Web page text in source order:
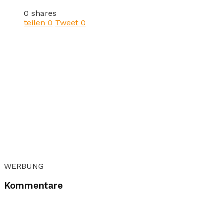
0 shares
teilen 0 Tweet 0
WERBUNG
Kommentare